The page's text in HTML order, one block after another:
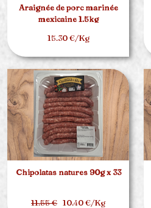
Araignée de porc marinée
mexicaine 1.5kg
15.30 €/Kg
Chipolatas natures 90g x 33
11.55 € 10.40 €/Kg